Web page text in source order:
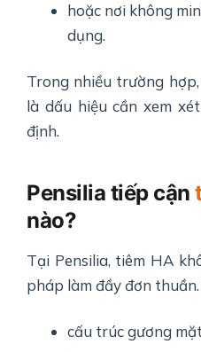
hoặc nơi không
dụng.
Trong nhiều trường
là dấu hiệu cần xem
định.
Pensilia tiếp cận
nào?
Tại Pensilia, tiêm HA
pháp làm đầy đơn
cấu trúc gương